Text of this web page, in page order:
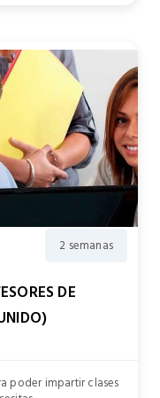
2 semanas
DE
poder impartir clases